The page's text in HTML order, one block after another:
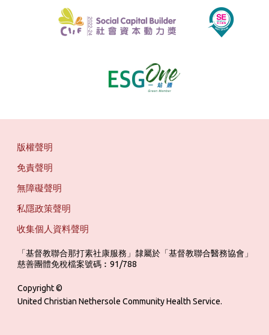
版權聲明
免責聲明
無障礙聲明
私隱政策聲明
收集個人資料聲明
「基督教聯合那打素社康服務」隸屬於「基督教聯合醫務協會」
慈善團體免稅檔案號碼︰91/788
Copyright ©
United Christian Nethersole Community Health Service.